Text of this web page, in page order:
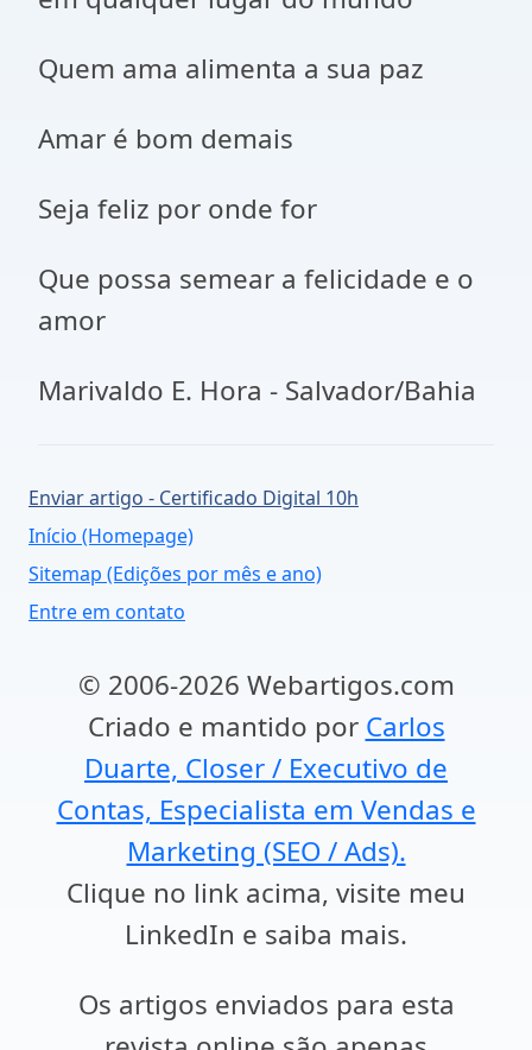
Quem ama alimenta a sua paz
Amar é bom demais
Seja feliz por onde for
Que possa semear a felicidade e o
amor
Marivaldo E. Hora - Salvador/Bahia
Enviar artigo - Certificado Digital 10h
Início (Homepage)
Sitemap (Edições por mês e ano)
Entre em contato
© 2006-2026 Webartigos.com
Criado e mantido por Carlos
Duarte, Closer / Executivo de
Contas, Especialista em Vendas e
Marketing (SEO / Ads).
Clique no link acima, visite meu
LinkedIn e saiba mais.
Os artigos enviados para esta